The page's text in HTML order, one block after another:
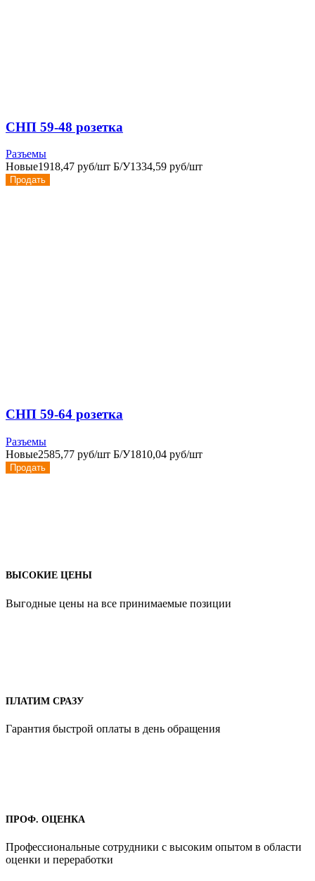
СНП 59-48 розетка
Разъемы
Новые1918,47 руб/шт Б/У1334,59 руб/шт
Продать
СНП 59-64 розетка
Разъемы
Новые2585,77 руб/шт Б/У1810,04 руб/шт
Продать
ВЫСОКИЕ ЦЕНЫ
Выгодные цены на все принимаемые позиции
ПЛАТИМ СРАЗУ
Гарантия быстрой оплаты в день обращения
ПРОФ. ОЦЕНКА
Профессиональные сотрудники с высоким опытом в области
оценки и переработки